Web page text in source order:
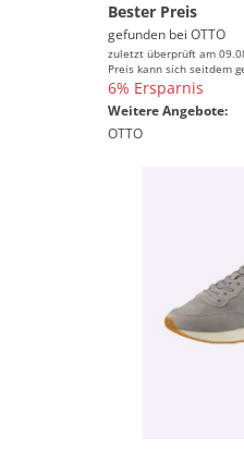
Bester Preis
gefunden bei OTTO
zuletzt überprüft am
Preis kann sich seitdem
6% Ersparnis
Weitere Angebote:
OTTO